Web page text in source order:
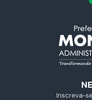
Inscreva-